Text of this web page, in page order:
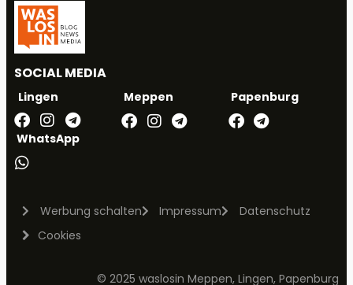
SOCIAL MEDIA
Lingen Meppen Papenburg
WhatsApp
Werbung schalten Impressum
Datenschutz
Cookies
© 2025 waslosin Meppen, Lingen, Papenburg